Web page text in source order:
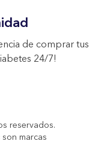
de comprar tus
24/7!
reservados.
marcas